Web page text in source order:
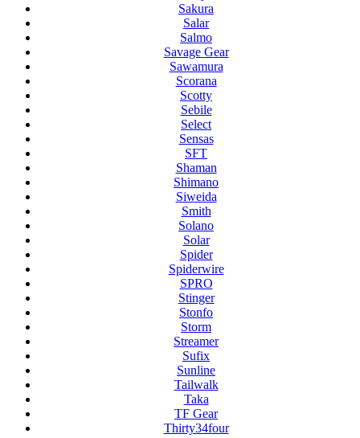
Sakura
Salar
Salmo
Savage Gear
Sawamura
Scorana
Scotty
Sebile
Select
Sensas
SFT
Shaman
Shimano
Siweida
Smith
Solano
Solar
Spider
Spiderwire
SPRO
Stinger
Stonfo
Storm
Streamer
Sufix
Sunline
Tailwalk
Taka
TF Gear
Thirty34four